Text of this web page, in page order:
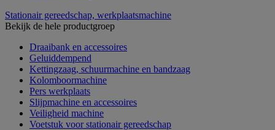
Stationair gereedschap, werkplaatsmachine
Bekijk de hele productgroep
Draaibank en accessoires
Geluiddempend
Kettingzaag, schuurmachine en bandzaag
Kolomboormachine
Pers werkplaats
Slijpmachine en accessoires
Veiligheid machine
Voetstuk voor stationair gereedschap